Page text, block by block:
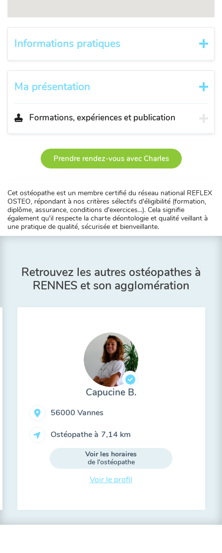
Informations pratiques
Ma présentation
Formations, expériences et publication
Prendre rendez-vous avec Charles
Cet ostéopathe est un membre certifié du réseau national REFLEX
OSTEO, répondant à nos critères sélectifs d'éligibilité (formation,
diplôme, assurance, conditions d'exercices...). Cela signifie
également qu'il respecte la charte déontologie et qualité veillant à
une pratique de qualité, sécurisée et bienveillante.
Retrouvez les autres ostéopathes à
RENNES et son agglomération
Capucine B.
56000 Vannes
Ostéopathe à 7,14 km
Voir les horaires
de l'ostéopathe
Voir le profil